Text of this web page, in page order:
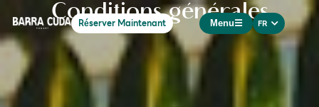
Réserver Maintenant Menu☰ FR
中文
Conditions générales